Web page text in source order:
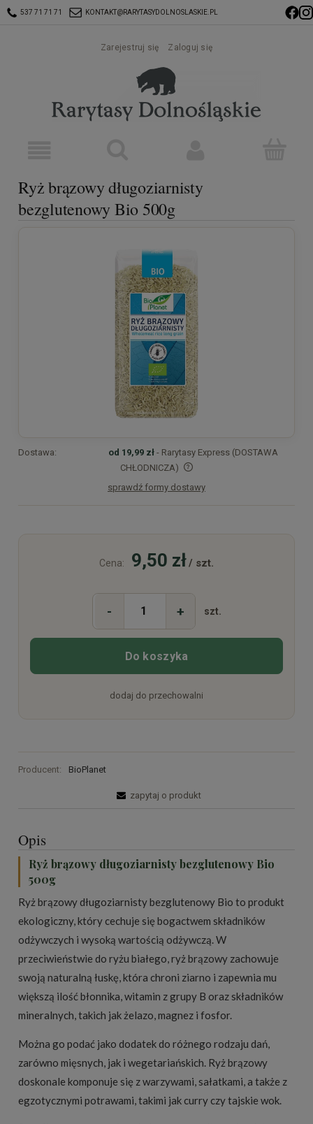
537 71 71 71 KONTAKT@RARYTASYDOLNOSLASKIE.PL
Zarejestruj się Zaloguj się
Ryż brązowy długoziarnisty
bezglutenowy Bio 500g
Dostawa: od 19,99 zł - Rarytasy Express (DOSTAWA
CHŁODNICZA)
Cena nie zawiera ewentualnych kosztów płatności
sprawdź formy dostawy
Cena: 9,50 zł/ szt.
- + szt.
Do koszyka
dodaj do przechowalni
Producent: BioPlanet
zapytaj o produkt
Opis
Ryż brązowy długoziarnisty bezglutenowy Bio
500g
Ryż brązowy długoziarnisty bezglutenowy Bio to produkt
ekologiczny, który cechuje się bogactwem składników
odżywczych i wysoką wartością odżywczą. W
przeciwieństwie do ryżu białego, ryż brązowy zachowuje
swoją naturalną łuskę, która chroni ziarno i zapewnia mu
większą ilość błonnika, witamin z grupy B oraz składników
mineralnych, takich jak żelazo, magnez i fosfor.
Można go podać jako dodatek do różnego rodzaju dań,
zarówno mięsnych, jak i wegetariańskich. Ryż brązowy
doskonale komponuje się z warzywami, sałatkami, a także z
egzotycznymi potrawami, takimi jak curry czy tajskie wok.